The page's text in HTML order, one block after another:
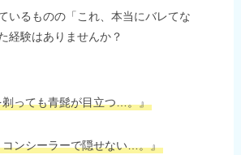
いるものの「これ、本当にバレてな
経験はありませんか？
剃っても青髭が目立つ…。』
コンシーラーで隠せない…。』